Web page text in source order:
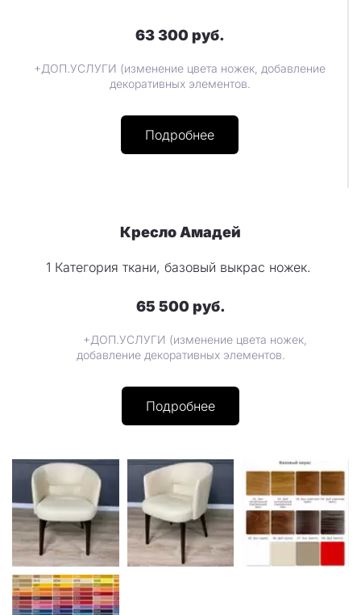
63 300 руб.
+ДОП.УСЛУГИ (изменение цвета ножек, добавление
декоративных элементов.
Подробнее
Кресло Амадей
65 500 руб.
1 Категория ткани, базовый выкрас ножек.
+ДОП.УСЛУГИ (изменение цвета ножек,
добавление декоративных элементов.
Подробнее